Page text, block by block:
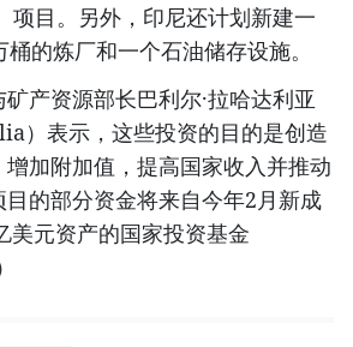
项目。另外，印尼还计划新建一
的炼厂和一个石油储存设施。
产资源部长巴利尔·拉哈达利亚
）表示，这些投资的目的是创造
加附加值，提高国家收入并推动
的部分资金将来自今年2月新成
美元资产的国家投资基金